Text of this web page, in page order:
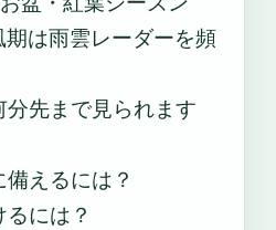
は雨雲レーダーを頻
先まで見られます
えるには？
には？